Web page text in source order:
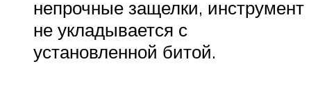
непрочные защелки, инструмент
не укладывается с
установленной битой.